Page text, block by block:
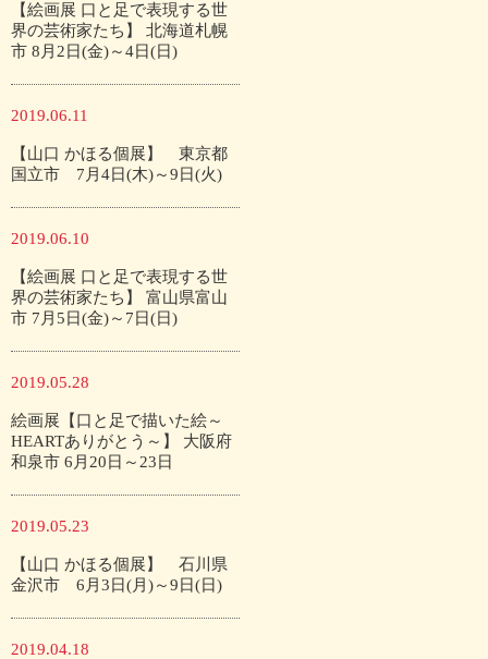
【絵画展 口と足で表現する世
界の芸術家たち】 北海道札幌
市 8月2日(金)～4日(日)
2019.06.11
【山口 かほる個展】 東京都
国立市 7月4日(木)～9日(火)
2019.06.10
【絵画展 口と足で表現する世
界の芸術家たち】 富山県富山
市 7月5日(金)～7日(日)
2019.05.28
絵画展【口と足で描いた絵～
HEARTありがとう～】 大阪府
和泉市 6月20日～23日
2019.05.23
【山口 かほる個展】 石川県
金沢市 6月3日(月)～9日(日)
2019.04.18